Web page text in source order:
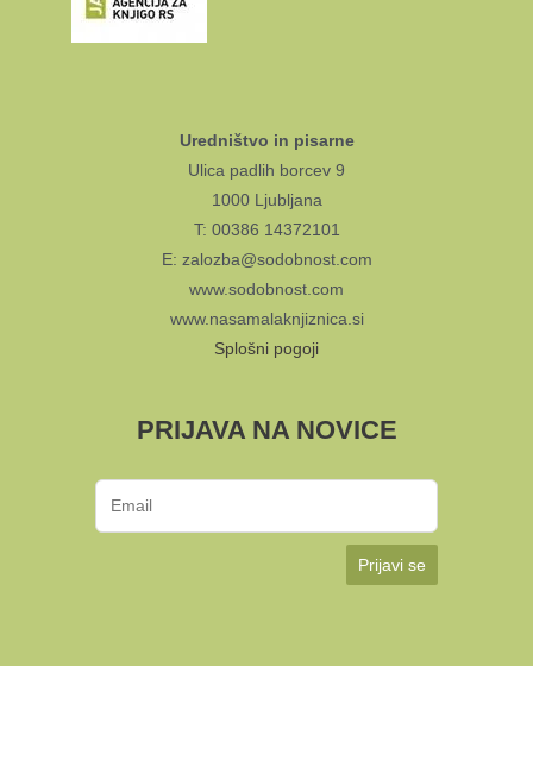
Uredništvo in pisarne
Ulica padlih borcev 9
1000 Ljubljana
T: 00386 14372101
E: zalozba@sodobnost.com
www.sodobnost.com
www.nasamalaknjiznica.si
Splošni pogoji
PRIJAVA NA NOVICE
Prijavi se